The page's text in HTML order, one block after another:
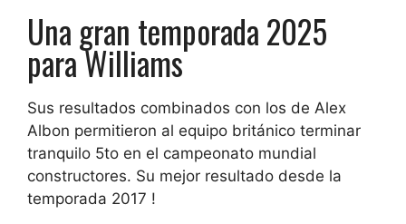
Una gran temporada 2025
para Williams
Sus resultados combinados con los de Alex
Albon permitieron al equipo británico terminar
tranquilo 5to en el campeonato mundial
constructores. Su mejor resultado desde la
temporada 2017 !